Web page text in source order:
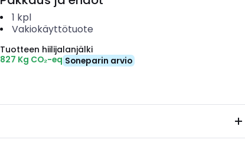
1 kpl
Vakiokäyttötuote
Tuotteen hiilijalanjälki
827 Kg CO₂-eq Soneparin arvio